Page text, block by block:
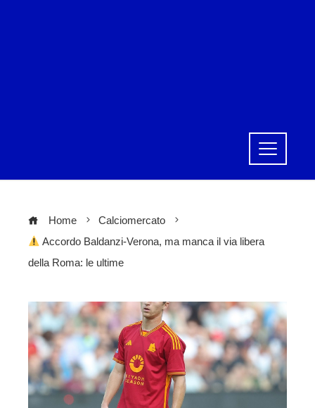
Home
Calciomercato
Accordo Baldanzi-Verona, ma manca il via libera
della Roma: le ultime